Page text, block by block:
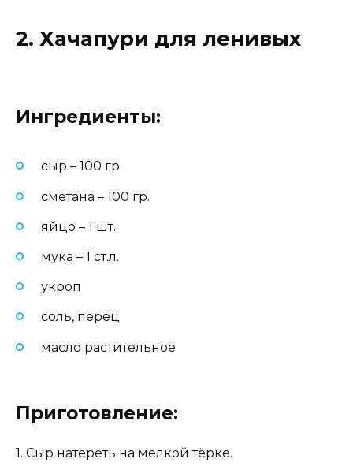
2. Хачапури для ленивых
Ингредиенты:
сыр – 100 гр.
сметана – 100 гр.
яйцо – 1 шт.
мука – 1 ст.л.
укроп
соль, перец
масло растительное
Приготовление:
1. Сыр натереть на мелкой тёрке.